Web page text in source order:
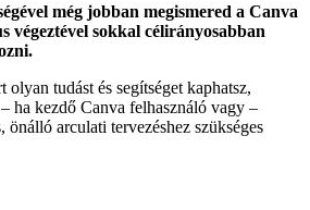
még jobban megismered a Canva
végeztével sokkal célirányosabban
olyan tudást és segítséget kaphatsz,
ha kezdő Canva felhasználó vagy –
önálló arculati tervezéshez szükséges